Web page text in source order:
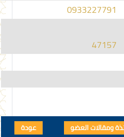
0933227791
47157